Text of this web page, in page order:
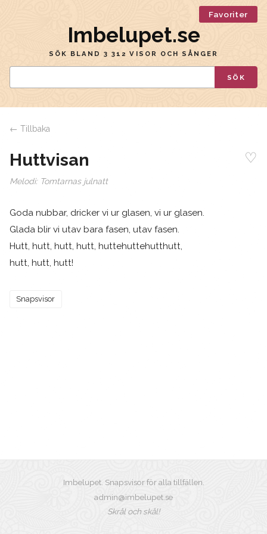
Favoriter
Imbelupet.se
SÖK BLAND 3 312 VISOR OCH SÅNGER
SÖK
← Tillbaka
Huttvisan ♡
Melodi: Tomtarnas julnatt
Goda nubbar, dricker vi ur glasen, vi ur glasen.
Glada blir vi utav bara fasen, utav fasen.
Hutt, hutt, hutt, hutt, huttehuttehutthutt,
hutt, hutt, hutt!
Snapsvisor
Imbelupet. Snapsvisor för alla tillfällen.
admin@imbelupet.se
Skrål och skål!